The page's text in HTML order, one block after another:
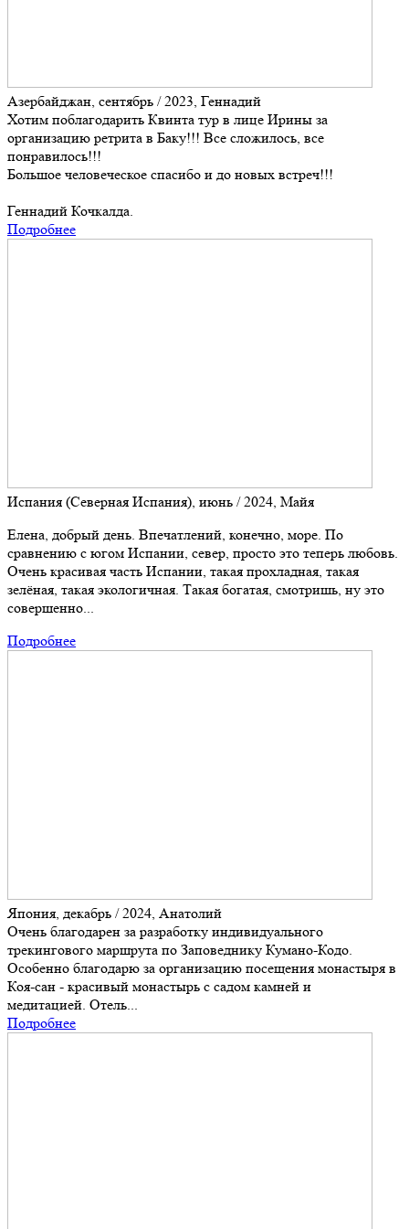
Азербайджан, сентябрь / 2023, Геннадий
Хотим поблагодарить Квинта тур в лице Ирины за
организацию ретрита в Баку!!! Все сложилось, все
понравилось!!!
Большое человеческое спасибо и до новых встреч!!!
Геннадий Кочкалда.
Подробнее
Испания (Северная Испания), июнь / 2024, Майя
Елена, добрый день. Впечатлений, конечно, море. По
сравнению с югом Испании, север, просто это теперь любовь.
Очень красивая часть Испании, такая прохладная, такая
зелёная, такая экологичная. Такая богатая, смотришь, ну это
совершенно...
Подробнее
Япония, декабрь / 2024, Анатолий
Очень благодарен за разработку индивидуального
трекингового маршрута по Заповеднику Кумано-Кодо.
Особенно благодарю за организацию посещения монастыря в
Коя-сан - красивый монастырь с садом камней и
медитацией. Отель...
Подробнее